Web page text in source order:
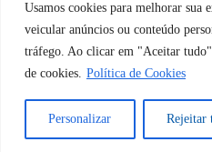
Usamos cookies para melhorar sua
veicular anúncios ou conteúdo
tráfego. Ao clicar em "Aceitar
de cookies. Política de Cookies
Personalizar Rejeitar
Desbloquear
Sim